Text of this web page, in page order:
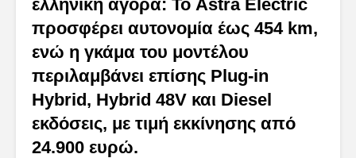
ελληνική αγορά: Το Astra Electric
προσφέρει αυτονομία έως 454 km,
ενώ η γκάμα του μοντέλου
περιλαμβάνει επίσης Plug-in
Hybrid, Hybrid 48V και Diesel
εκδόσεις, με τιμή εκκίνησης από
24.900 ευρώ.